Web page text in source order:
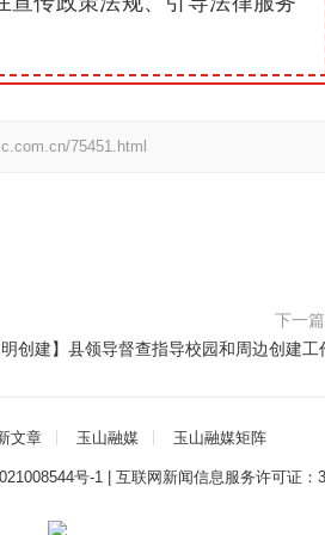
75451.html
下一篇
明创建】县领导督查指导校园和周边创建工
文章 玉山融媒 玉山融媒矩阵
号-1 互联网新闻信息服务许可证：